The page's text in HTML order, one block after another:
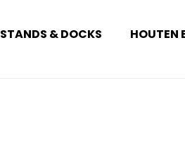
STANDS & DOCKS HOUTEN